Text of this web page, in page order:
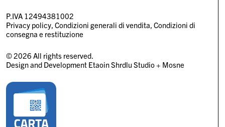
P.IVA 12494381002
Privacy policy Condizioni generali di vendita Condizioni di
consegna e restituzione
© 2026 All rights reserved.
Design and Development Etaoin Shrdlu Studio+ Mosne